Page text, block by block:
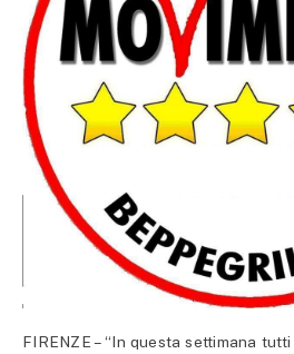
FIRENZE – “In questa settimana